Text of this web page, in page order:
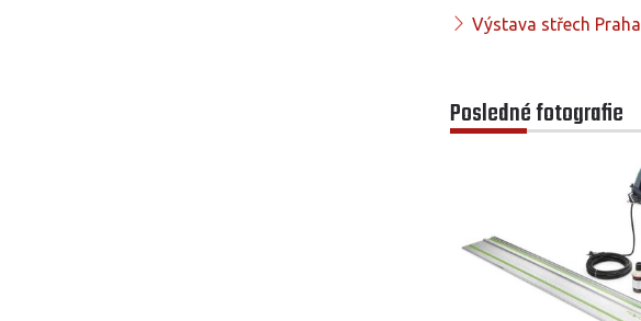
Výstava střech Praha
Posledné fotografie